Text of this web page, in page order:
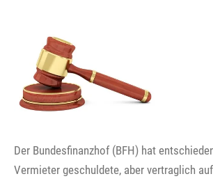
Der Bundesfinanzhof (BFH) hat
Vermieter geschuldete, aber vertraglich